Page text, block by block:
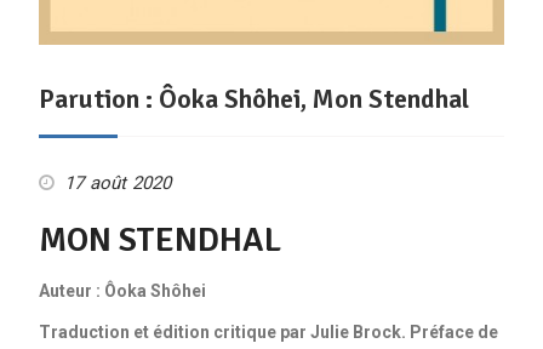
Parution : Ôoka Shôhei, Mon Stendhal
17 août 2020
MON STENDHAL
Auteur : Ôoka Shôhei
Traduction et édition critique par Julie Brock. Préface de